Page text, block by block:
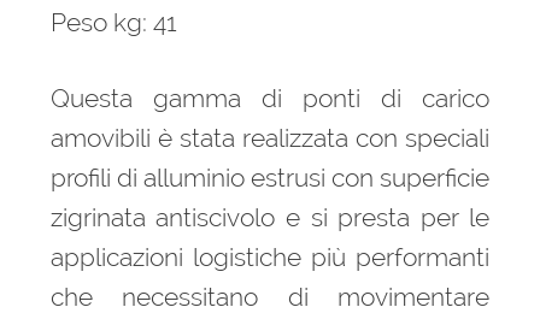
Peso kg: 41
Questa gamma di ponti di carico
amovibili è stata realizzata con speciali
profili di alluminio estrusi con superficie
zigrinata antiscivolo e si presta per le
applicazioni logistiche più performanti
che necessitano di movimentare